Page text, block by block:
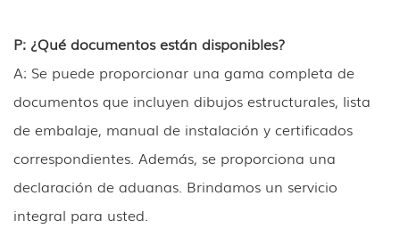
P: ¿Qué documentos están disponibles?
A: Se puede proporcionar una gama completa de
documentos que incluyen dibujos estructurales, lista
de embalaje, manual de instalación y certificados
correspondientes. Además, se proporciona una
declaración de aduanas. Brindamos un servicio
integral para usted.